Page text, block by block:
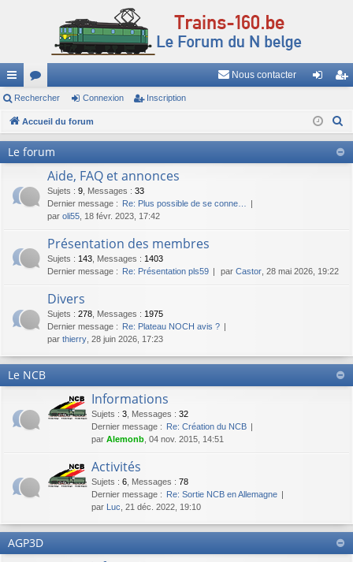
ac
co
ur
or
u
Nous contacter
ne cri
pti
Rechercher Connexion Inscription
Accueil du forum
Le forum
Aide, FAQ et annonces
Sujets : 9 Messages : 33
Dernier message : Re: Plus possible de se conne…
par oli55 , 18 févr. 2023, 17:42
Présentation des membres
Sujets : 143 Messages : 1403
Dernier message : Re: Présentation pls59 par Castor , 28 mai 2026, 19:22
Divers
Sujets : 278 Messages : 1975
Dernier message : Re: Plateau NOCH avis ?
par thierry , 28 juin 2026, 17:23
Le NCB
Informations
Sujets : 3 Messages : 32
Dernier message : Re: Création du NCB
par Alemonb , 04 nov. 2015, 14:51
Activités
Sujets : 6 Messages : 78
Dernier message : Re: Sortie NCB en Allemagne
par Luc , 21 déc. 2022, 19:10
AGP3D